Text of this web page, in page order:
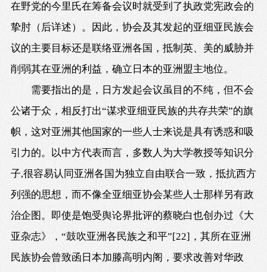
在野党的今里氏在筹备会议时就受到了执政党宪政会的
挚肘（后详述）。因此，协会及其发起的亚细亚民族会
议的主要目标还是联络亚洲各国，抵制英、美的威胁并
削弱其在亚洲的利益，确立日本的亚洲盟主地位。
需要指出的是，日方发起会议虽目的不纯，但不会
公诸于众，相反打出“谋求亚细亚民族的共存共荣”的旗
帜，这对亚洲其他国家的一些人士来说是具有诱惑和吸
引力的。以中方代表而言，多数人为大学教授等知识分
子,很容易认同亚洲各国为独立自由联合一致，抵抗西方
列强的思想，而不像全亚细亚协会某些人士那样另有政
治企图。即使是饱受舆论界批评的蔡晓白也创办过《大
亚杂志》，“鼓吹亚洲各民族之和平”[22] ，其所在亚洲
民族协会曾致函日本加滕高明内阁，要求改善对华政